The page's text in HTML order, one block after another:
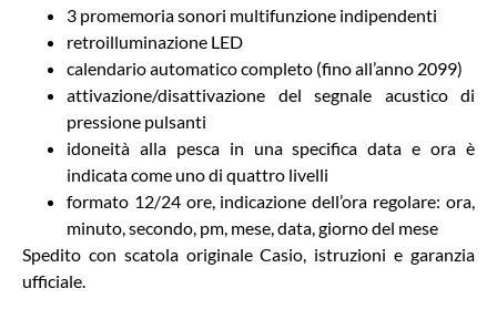
3 promemoria sonori multifunzione indipendenti
retroilluminazione LED
calendario automatico completo (fino all’anno 2099)
attivazione/disattivazione del segnale acustico di
pressione pulsanti
idoneità alla pesca in una specifica data e ora è
indicata come uno di quattro livelli
formato 12/24 ore, indicazione dell’ora regolare: ora,
minuto, secondo, pm, mese, data, giorno del mese
Spedito con scatola originale Casio, istruzioni e garanzia
ufficiale.